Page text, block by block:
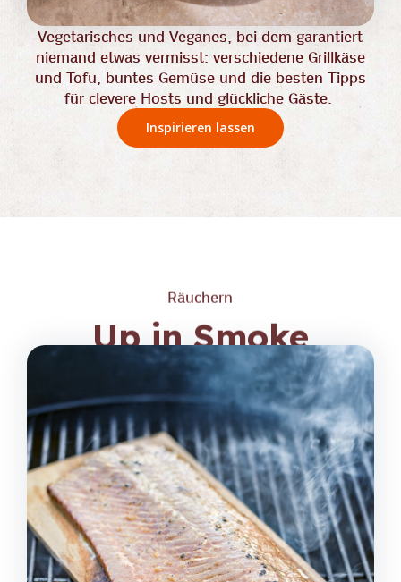
Vegetarisches und Veganes, bei dem garantiert
niemand etwas vermisst: verschiedene Grillkäse
und Tofu, buntes Gemüse und die besten Tipps
für clevere Hosts und glückliche Gäste.
Inspirieren lassen
Räuchern
Up in Smoke